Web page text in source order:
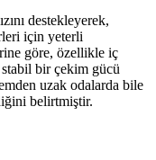
destekleyerek,
için yeterli
göre, özellikle iç
bir çekim gücü
uzak odalarda bile
belirtmiştir.